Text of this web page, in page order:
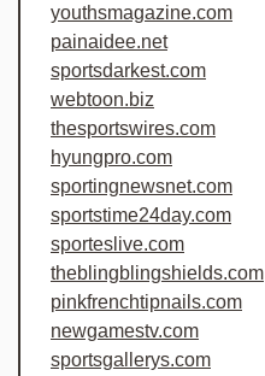
youthsmagazine.com
painaidee.net
sportsdarkest.com
webtoon.biz
thesportswires.com
hyungpro.com
sportingnewsnet.com
sportstime24day.com
sporteslive.com
theblingblingshields.com
pinkfrenchtipnails.com
newgamestv.com
sportsgallerys.com